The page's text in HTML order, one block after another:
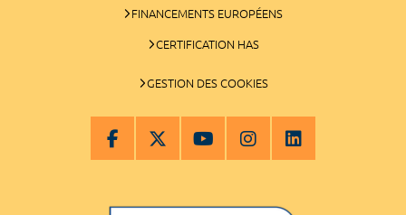
FINANCEMENTS EUROPÉENS
CERTIFICATION HAS
GESTION DES COOKIES